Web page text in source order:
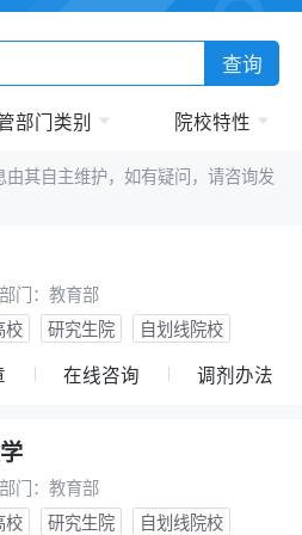
查询
部门类别 院校特性
其自主维护，如有疑问，请咨询发
门： 教育部
校
研究生院 自划线院校
在线咨询 调剂办法
门： 教育部
校
研究生院 自划线院校